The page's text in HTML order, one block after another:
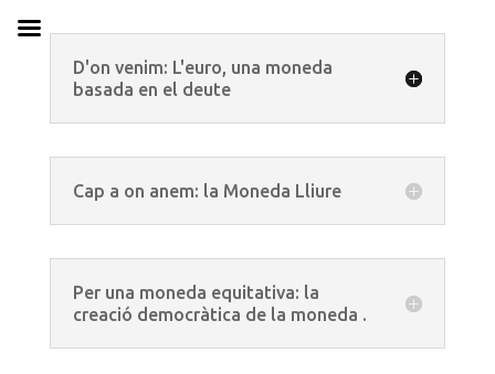
D'on venim: L'euro, una moneda
basada en el deute
Cap a on anem: la Moneda Lliure
Per una moneda equitativa: la
creació democràtica de la moneda .